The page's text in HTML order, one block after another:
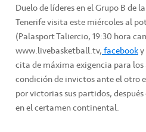
Duelo de líderes en el Grupo B de
Tenerife visita este miércoles al
(Palasport Taliercio, 19:30 hora
www.livebasketball.tv,facebooky
cita de máxima exigencia para
condición de invictos ante el otro
por victorias sus partidos,
en el certamen continental.